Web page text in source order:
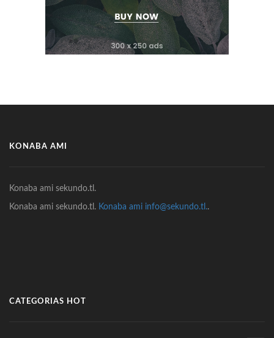
KONABA AMI
Konaba ami sekundo.tl.
Konaba ami sekundo.tl. Konaba ami info@sekundo.tl..
CATEGORIAS HOT